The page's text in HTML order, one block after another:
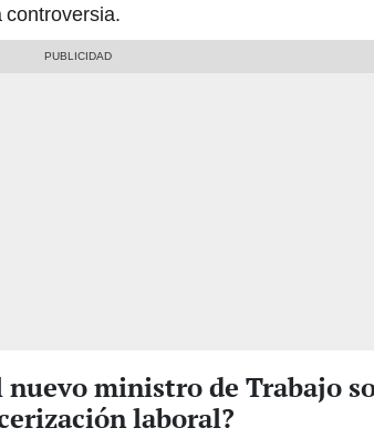
controversia.
nuevo ministro de Trabajo
laboral?